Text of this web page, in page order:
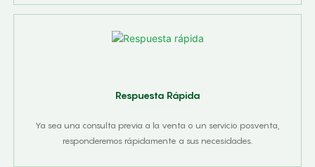
Respuesta Rápida
Ya sea una consulta previa a la venta o un servicio posventa,
responderemos rápidamente a sus necesidades.